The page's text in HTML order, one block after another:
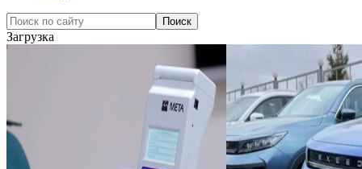
Загрузка